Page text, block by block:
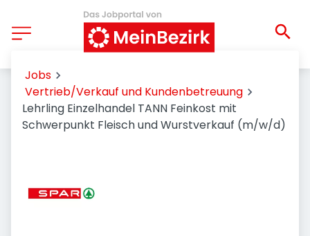
Jobs
Vertrieb/Verkauf und Kundenbetreuung
Lehrling Einzelhandel TANN Feinkost mit
Schwerpunkt Fleisch und Wurstverkauf (m/w/d)